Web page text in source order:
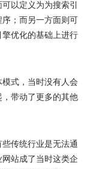
以定义为为搜索引
；而另一方面则可
优化的基础上进行
式，当时没有人会
带动了更多的其他
传统行业是无法通
站成了当时这类企